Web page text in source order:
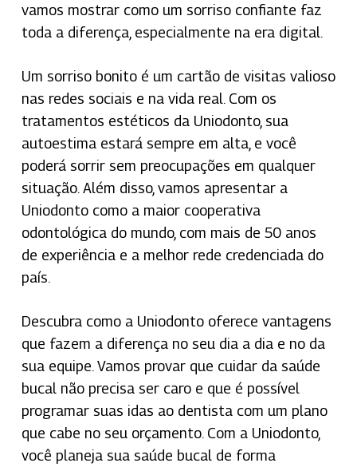
vamos mostrar como um sorriso confiante faz
toda a diferença, especialmente na era digital.
Um sorriso bonito é um cartão de visitas valioso
nas redes sociais e na vida real. Com os
tratamentos estéticos da Uniodonto, sua
autoestima estará sempre em alta, e você
poderá sorrir sem preocupações em qualquer
situação. Além disso, vamos apresentar a
Uniodonto como a maior cooperativa
odontológica do mundo, com mais de 50 anos
de experiência e a melhor rede credenciada do
país.
Descubra como a Uniodonto oferece vantagens
que fazem a diferença no seu dia a dia e no da
sua equipe. Vamos provar que cuidar da saúde
bucal não precisa ser caro e que é possível
programar suas idas ao dentista com um plano
que cabe no seu orçamento. Com a Uniodonto,
você planeja sua saúde bucal de forma